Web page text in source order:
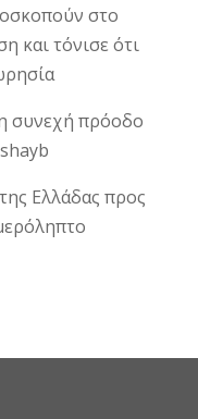
στο
και τόνισε ότι
συνεχή πρόοδο
Ελλάδας προς